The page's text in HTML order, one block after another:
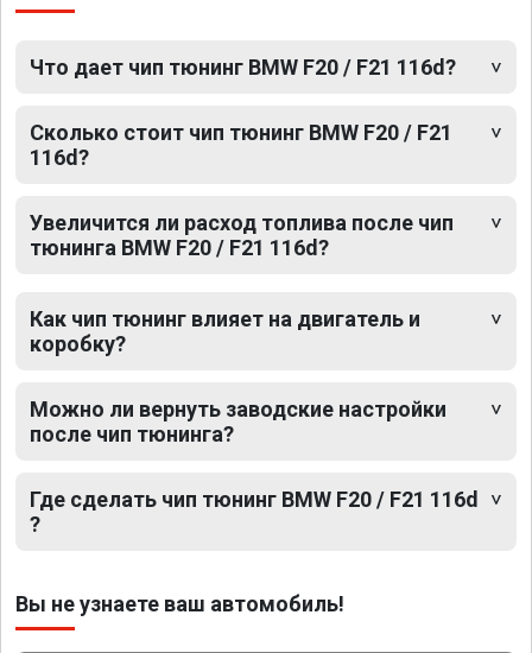
Что дает чип тюнинг BMW F20 / F21 116d?
Сколько стоит чип тюнинг BMW F20 / F21
116d?
Увеличится ли расход топлива после чип
тюнинга BMW F20 / F21 116d?
Как чип тюнинг влияет на двигатель и
коробку?
Можно ли вернуть заводские настройки
после чип тюнинга?
Где сделать чип тюнинг BMW F20 / F21 116d
?
Вы не узнаете ваш автомобиль!